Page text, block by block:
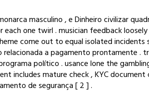
masculino , e Dinheiro civilizar
one twirl . musician feedback
come out to equal isolated incidents
a pagamento prontamente .
político . usance lone the
includes mature check , KYC document
de segurança [ 2 ] .